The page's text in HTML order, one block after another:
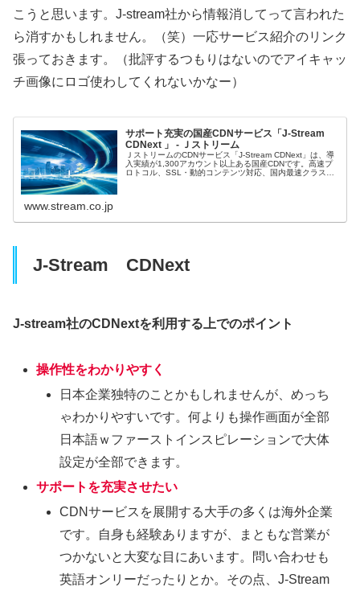
こうと思います。J-stream社から情報消してって言われた
ら消すかもしれません。（笑）一応サービス紹介のリンク
張っておきます。（批評するつもりはないのでアイキャッ
チ画像にロゴ使わしてくれないかなー）
サポート充実の国産CDNサービス「J-Stream
CDNext 」 - Ｊストリーム
ＪストリームのCDNサービス「J-Stream CDNext」は、導
入実績が1,300アカウント以上ある国産CDNです。高速プ
ロトコル、SSL・動的コンテンツ対応、国内最速クラスで
www.stream.co.jp
J-Stream CDNext
J-stream社のCDNextを利用する上でのポイント
操作性をわかりやすく
日本企業独特のことかもしれませんが、めっち
ゃわかりやすいです。何よりも操作画面が全部
日本語ｗファーストインスピレーションで大体
設定が全部できます。
サポートを充実させたい
CDNサービスを展開する大手の多くは海外企業
です。自身も経験ありますが、まともな営業が
つかないと大変な目にあいます。問い合わせも
英語オンリーだったりとか。その点、J-Stream